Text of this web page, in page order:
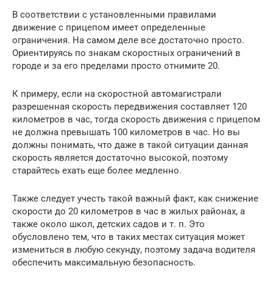
В соответствии с установленными правилами
движение с прицепом имеет определенные
ограничения. На самом деле все достаточно просто.
Ориентируясь по знакам скоростных ограничений в
городе и за его пределами просто отнимите 20.
К примеру, если на скоростной автомагистрали
разрешенная скорость передвижения составляет 120
километров в час, тогда скорость движения с прицепом
не должна превышать 100 километров в час. Но вы
должны понимать, что даже в такой ситуации данная
скорость является достаточно высокой, поэтому
старайтесь ехать еще более медленно.
Также следует учесть такой важный факт, как снижение
скорости до 20 километров в час в жилых районах, а
также около школ, детских садов и т. п. Это
обусловлено тем, что в таких местах ситуация может
измениться в любую секунду, поэтому задача водителя
обеспечить максимальную безопасность.